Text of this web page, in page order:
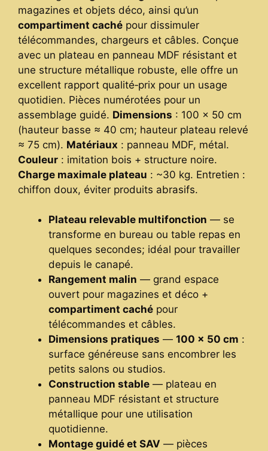
magazines et objets déco, ainsi qu’un
compartiment caché pour dissimuler
télécommandes, chargeurs et câbles. Conçue
avec un plateau en panneau MDF résistant et
une structure métallique robuste, elle offre un
excellent rapport qualité‑prix pour un usage
quotidien. Pièces numérotées pour un
assemblage guidé. Dimensions : 100 × 50 cm
(hauteur basse ≈ 40 cm; hauteur plateau relevé
≈ 75 cm). Matériaux : panneau MDF, métal.
Couleur : imitation bois + structure noire.
Charge maximale plateau : ~30 kg. Entretien :
chiffon doux, éviter produits abrasifs.
Plateau relevable multifonction — se
transforme en bureau ou table repas en
quelques secondes; idéal pour travailler
depuis le canapé.
Rangement malin — grand espace
ouvert pour magazines et déco +
compartiment caché pour
télécommandes et câbles.
Dimensions pratiques — 100 × 50 cm :
surface généreuse sans encombrer les
petits salons ou studios.
Construction stable — plateau en
panneau MDF résistant et structure
métallique pour une utilisation
quotidienne.
Montage guidé et SAV — pièces